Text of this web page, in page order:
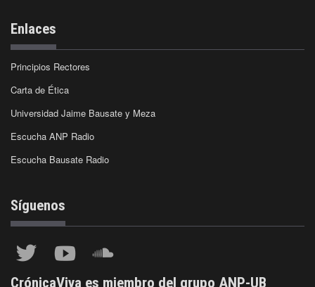
Enlaces
Principios Rectores
Carta de Ética
Universidad Jaime Bausate y Meza
Escucha ANP Radio
Escucha Bausate Radio
Síguenos
CrónicaViva es miembro del grupo ANP-UB